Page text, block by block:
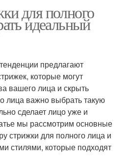
для полного
идеальный
предлагают
которые могут
вашего лица и скрыть
лица важно выбрать такую
сделает лицо уже и
мы рассмотрим основные
стрижки для полного лица и
стилями, которые подходят